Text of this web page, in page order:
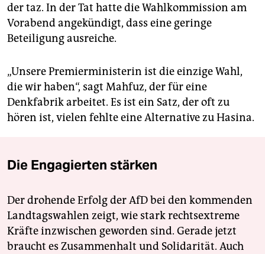
der taz. In der Tat hatte die Wahlkommission am
Vorabend angekündigt, dass eine geringe
Beteiligung ausreiche.
„Unsere Premierministerin ist die einzige Wahl,
die wir haben“, sagt Mahfuz, der für eine
Denkfabrik arbeitet. Es ist ein Satz, der oft zu
hören ist, vielen fehlte eine Alternative zu Hasina.
Die Engagierten stärken
Der drohende Erfolg der AfD bei den kommenden
Landtagswahlen zeigt, wie stark rechtsextreme
Kräfte inzwischen geworden sind. Gerade jetzt
braucht es Zusammenhalt und Solidarität. Auch